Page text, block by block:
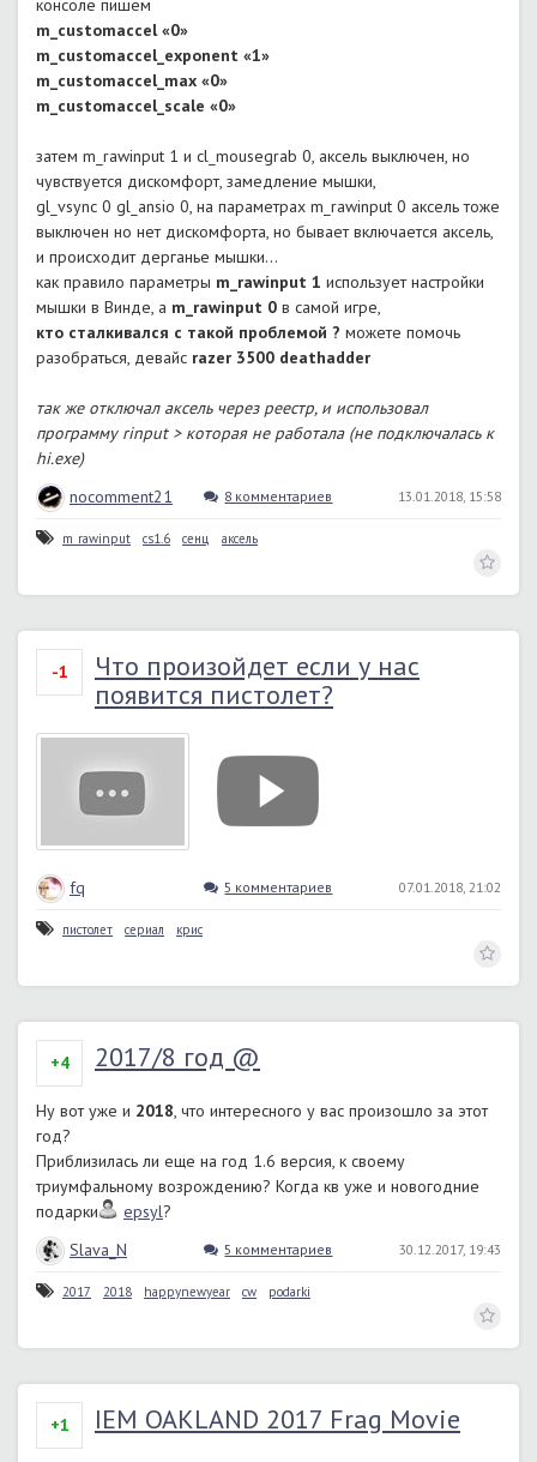
консоле пишем
m_customaccel «0»
m_customaccel_exponent «1»
m_customaccel_max «0»
m_customaccel_scale «0»
затем m_rawinput 1 и cl_mousegrab 0, аксель выключен, но
чувствуется дискомфорт, замедление мышки,
gl_vsync 0 gl_ansio 0, на параметрах m_rawinput 0 аксель тоже
выключен но нет дискомфорта, но бывает включается аксель,
и происходит дерганье мышки…
как правило параметры m_rawinput 1 использует настройки
мышки в Винде, а m_rawinput 0 в самой игре,
кто сталкивался с такой проблемой ? можете помочь
разобраться, девайс razer 3500 deathadder
так же отключал аксель через реестр, и использовал
программу rinput > которая не работала (не подключалась к
hi.exe)
nocomment21
8 комментариев 13.01.2018, 15:58
m_rawinput cs1.6 сенц аксель
-1
Что произойдет если у нас
появится пистолет?
fq 5 комментариев 07.01.2018, 21:02
пистолет сериал крис
+4 2017/8 год @
Ну вот уже и 2018, что интересного у вас произошло за этот
год?
Приблизилась ли еще на год 1.6 версия, к своему
триумфальному возрождению? Когда кв уже и новогодние
подарки
epsyl?
Slava_N
5 комментариев 30.12.2017, 19:43
2017 2018 happynewyear cw podarki
+1 IEM OAKLAND 2017 Frag Movie